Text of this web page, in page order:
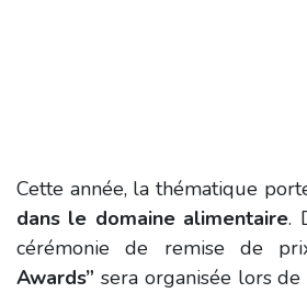
Cette année, la thématique
dans le domaine alimentaire.
cérémonie de remise de
Awards” sera organisée lors